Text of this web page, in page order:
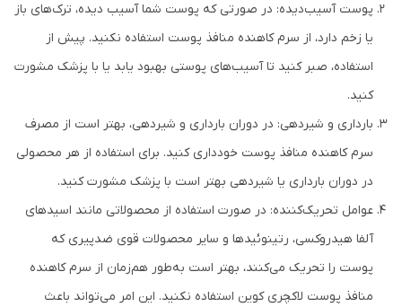
پوست آسیب‌دیده: در صورتی که پوست شما آسیب دیده، ترک‌های باز
یا زخم دارد، از سرم کاهنده منافذ پوست استفاده نکنید. پیش از
استفاده، صبر کنید تا آسیب‌های پوستی بهبود یابد یا با پزشک مشورت
کنید.
بارداری و شیردهی: در دوران بارداری و شیردهی، بهتر است از مصرف
سرم کاهنده منافذ پوست خودداری کنید. برای استفاده از هر محصولی
در دوران بارداری یا شیردهی بهتر است با پزشک مشورت کنید.
عوامل تحریک‌کننده: در صورت استفاده از محصولاتی مانند اسیدهای
آلفا هیدروکسی، رتینوئیدها و سایر محصولات قوی ضدپیری که
پوست را تحریک می‌کنند، بهتر است به‌طور هم‌زمان از سرم کاهنده
منافذ پوست لاکچری کوین استفاده نکنید. این امر می‌تواند باعث